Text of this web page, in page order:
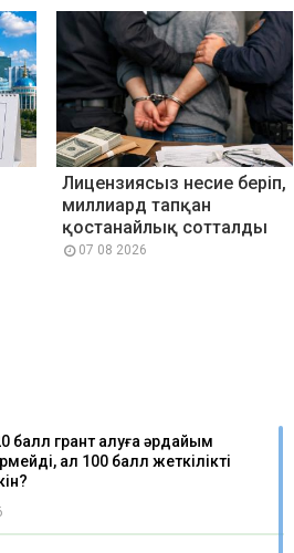
Лицензиясыз несие беріп,
миллиард тапқан
қостанайлық сотталды
07 08 2026
балл грант алуға әрдайым
ал 100 балл жеткілікті